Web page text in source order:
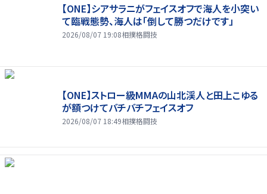
【ONE】シアサラニがフェイスオフで海人を小突い
て臨戦態勢、海人は「倒して勝つだけです」
2026/08/07 19:08相撲格闘技
【ONE】ストロー級MMAの山北渓人と田上こゆる
が額つけてバチバチフェイスオフ
2026/08/07 18:49相撲格闘技